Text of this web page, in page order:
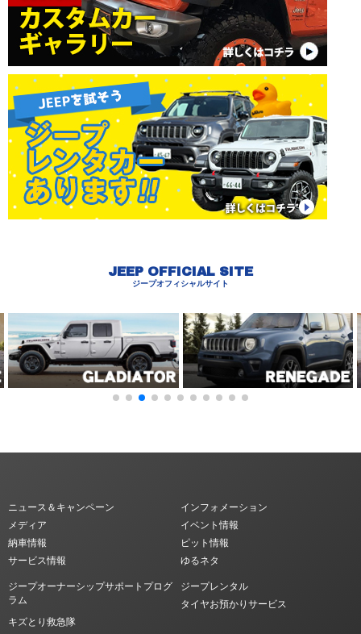
JEEP OFFICIAL SITE
ジープオフィシャルサイト
ニュース＆キャンペーン
インフォメーション
メディア
イベント情報
納車情報
ピット情報
サービス情報
ゆるネタ
ジープオーナーシップサポートプログ
ラム
ジープレンタル
タイヤお預かりサービス
キズとり救急隊